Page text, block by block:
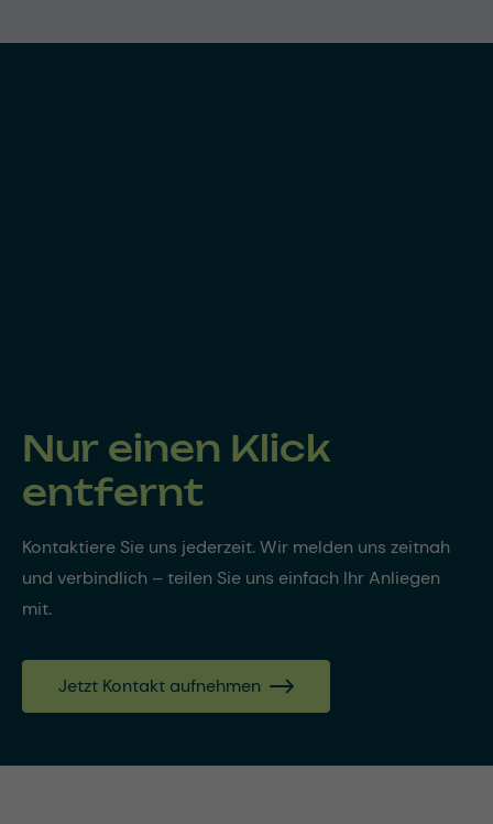
Nur einen Klick
entfernt
Kontaktiere Sie uns jederzeit. Wir melden uns zeitnah
und verbindlich – teilen Sie uns einfach Ihr Anliegen
mit.
Jetzt Kontakt aufnehmen